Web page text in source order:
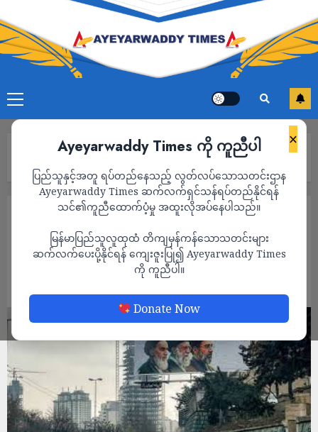
×
Ayeyarwaddy Times ကို ကူညီပါ
ပြည်သူနှင့်အတူ ရပ်တည်နေသည့် လွတ်လပ်သောသတင်းဌာန
Ayeyarwaddy Times ဆက်လက်ရှင်သန်ရပ်တည်နိုင်ရန်
သင်၏ကူညီထောက်ပံ့မှု အထူးလိုအပ်နေပါသည်။
မြန်မာပြည်သူလူထုထံ တိကျမှန်ကန်သောသတင်းများ
ဆက်လက်ပေးပို့နိုင်ရန် ကျေးဇူးပြု၍ Ayeyarwaddy Times
ကို ကူညီပါ။
Donate Now
စစ်ပွဲရပ်တန့်ဖို့ အမေရိကန်ရဲ့ ရာဇသံကို ဂရုမ
စိုက်ဟု အီရန် တုံ့ပြန်